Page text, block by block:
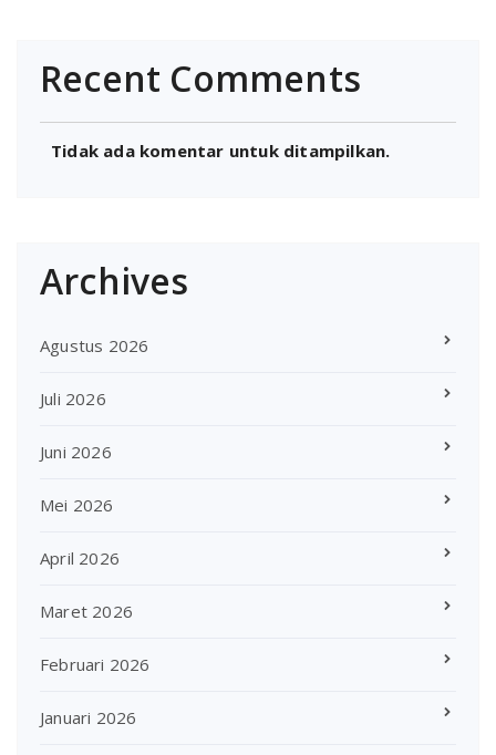
Recent Comments
Tidak ada komentar untuk ditampilkan.
Archives
Agustus 2026
Juli 2026
Juni 2026
Mei 2026
April 2026
Maret 2026
Februari 2026
Januari 2026